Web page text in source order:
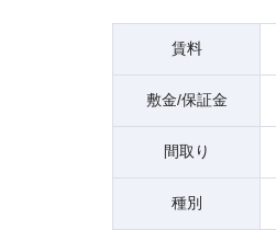
賃料
敷金/保証金
間取り
種別